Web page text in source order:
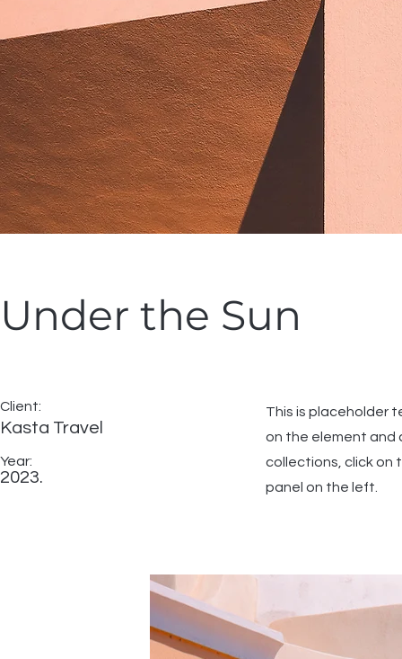
Under the Sun
Client:
Kasta Travel
Year:
2023.
This is placeholder
on the element and
collections, click on
panel on the left.